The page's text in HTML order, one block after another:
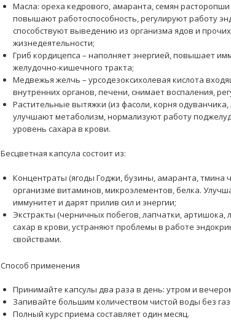
Масла: ореха кедрового, амаранта, семян
повышают работоспособность, регулируют работу
способствуют выведению из организма ядов и
жизнедеятельности;
Гриб кордицепса – наполняет энергией, повышает
желудочно-кишечного тракта;
Медвежья желчь – урсодезоксихолевая кислота
внутренних органов, печени, снимает воспаления,
Растительные вытяжки (из фасоли, корня одуванчика,
улучшают метаболизм, нормализуют работу
уровень сахара в крови.
Бесцветная капсула состоит из:
Концентраты (ягоды Годжи, бузины, амаранта, тмина
организме витаминов, микроэлементов, белка.
иммунитет и дарят прилив сил и энергии;
Экстракты (черничных побегов, лапчатки,
сахар в крови, устраняют проблемы в работе
свойствами.
Способ применения
Принимайте капсулы два раза в день: утром и
Запивайте большим количеством чистой воды без
Полный курс приема составляет один месяц.